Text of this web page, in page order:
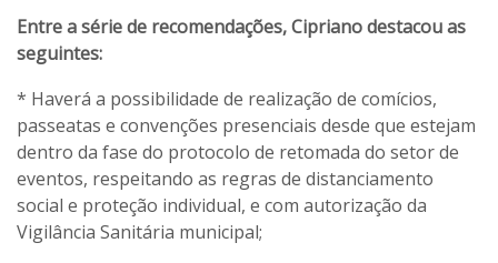
Entre a série de recomendações, Cipriano destacou as
seguintes:
* Haverá a possibilidade de realização de comícios,
passeatas e convenções presenciais desde que estejam
dentro da fase do protocolo de retomada do setor de
eventos, respeitando as regras de distanciamento
social e proteção individual, e com autorização da
Vigilância Sanitária municipal;